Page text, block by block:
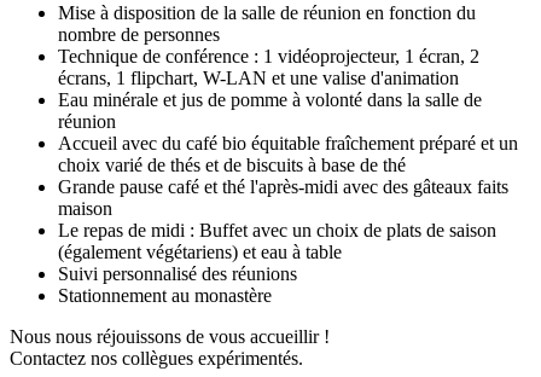
Mise à disposition de la salle de réunion en fonction du
nombre de personnes
Technique de conférence : 1 vidéoprojecteur, 1 écran, 2
écrans, 1 flipchart, W-LAN et une valise d'animation
Eau minérale et jus de pomme à volonté dans la salle de
réunion
Accueil avec du café bio équitable fraîchement préparé et un
choix varié de thés et de biscuits à base de thé
Grande pause café et thé l'après-midi avec des gâteaux faits
maison
Le repas de midi : Buffet avec un choix de plats de saison
(également végétariens) et eau à table
Suivi personnalisé des réunions
Stationnement au monastère
Nous nous réjouissons de vous accueillir !
Contactez nos collègues expérimentés.